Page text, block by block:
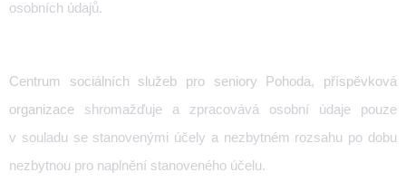
osobních údajů.
Centrum sociálních služeb pro seniory Pohoda, příspěvková
organizace shromažďuje a zpracovává osobní údaje pouze
v souladu se stanovenými účely a nezbytném rozsahu po dobu
nezbytnou pro naplnění stanoveného účelu.